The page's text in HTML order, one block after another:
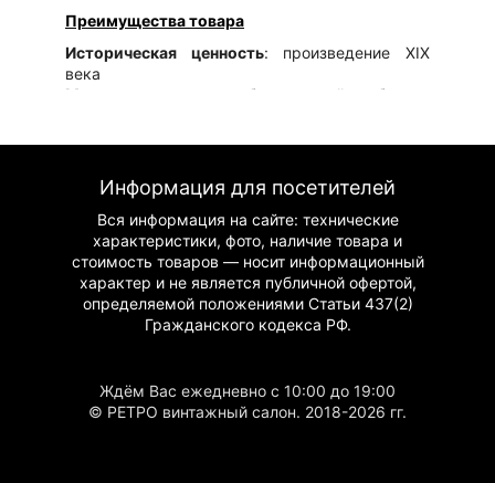
Преимущества товара
Историческая ценность: произведение XIX
века
Материал оклада
: серебро высокой пробы
изображение
Инструкция по использованию
Религиозное использование: домашняя
молитва
Декоративное назначение: украшение
интерьера
Инвестиционное значение: предмет
Почему стоит приобрести
Информация для посетителей
Вся информация на сайте: технические
характеристики, фото, наличие товара и
стоимость товаров — носит информационный
характер и не является публичной офертой,
определяемой положениями Статьи 437(2)
Гражданскогокодекса РФ.
Ждём Вас ежедневно с 10:00 до 19:00
© РЕТРО винтажный салон. 2018-2026 гг.